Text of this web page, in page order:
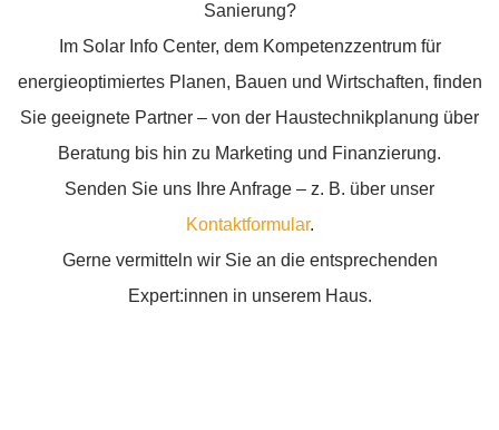
Sanierung?
Im Solar Info Center, dem Kompetenzzentrum für
energieoptimiertes Planen, Bauen und Wirtschaften, finden
Sie geeignete Partner – von der Haustechnikplanung über
Beratung bis hin zu Marketing und Finanzierung.
Senden Sie uns Ihre Anfrage – z. B. über unser
Kontaktformular.
Gerne vermitteln wir Sie an die entsprechenden
Expert:innen in unserem Haus.